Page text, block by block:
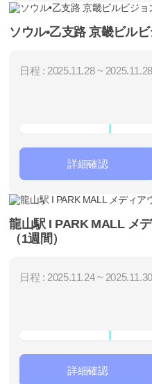
ソウル•乙支路 京畿ビル
日程 : 2025.11.28 ~ 2025.11.28
詳細確認
龍山駅 I PARK MALL メ
（1週間）
日程 : 2025.11.24 ~ 2025.11.30
詳細確認